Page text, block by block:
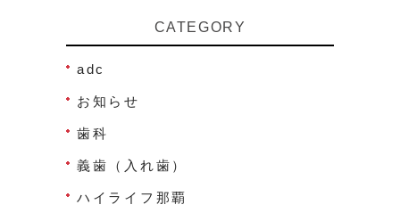
CATEGORY
adc
お知らせ
歯科
義歯（入れ歯）
ハイライフ那覇